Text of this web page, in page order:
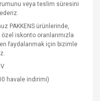
veya teslim süresini
PAKKENS ürünlerinde,
özel iskonto oranlarımızla
faydalanmak için bizimle
havale indirimi)